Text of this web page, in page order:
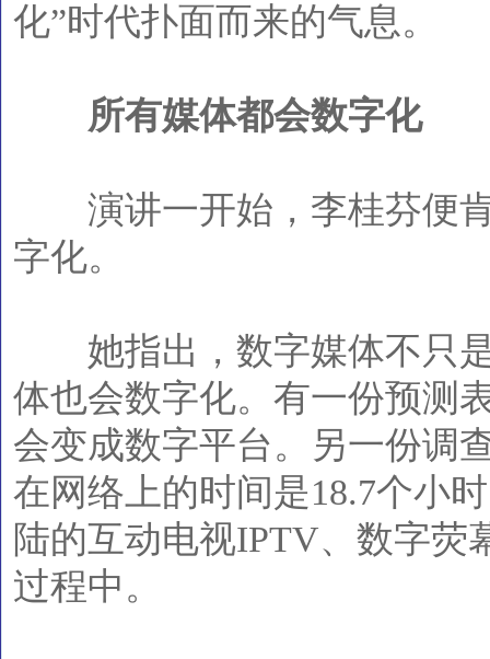
化”时代扑面而来的气息。
所有媒体都会数字化
演讲一开始，李桂芬便肯
字化。
她指出，数字媒体不只是
体也会数字化。有一份预测
会变成数字平台。另一份调
在网络上的时间是18.7个小
陆的互动电视IPTV、数字荧
过程中。